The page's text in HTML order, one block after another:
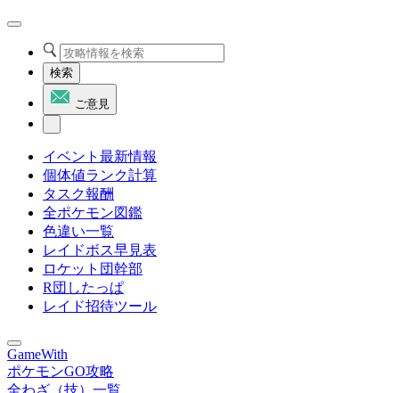
検索
ご意見
イベント最新情報
個体値ランク計算
タスク報酬
全ポケモン図鑑
色違い一覧
レイドボス早見表
ロケット団幹部
R団したっぱ
レイド招待ツール
GameWith
ポケモンGO攻略
全わざ（技）一覧